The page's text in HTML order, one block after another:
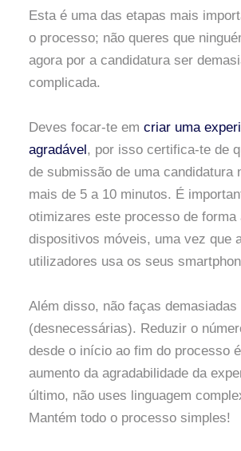
Esta é uma das etapas mais
o processo; não queres que
agora por a candidatura ser
complicada.
Deves focar-te em criar uma
agradável, por isso certifica-te de
de submissão de uma candidatura
mais de 5 a 10 minutos. É
otimizares este processo de forma
dispositivos móveis, uma vez que
utilizadores usa os seus
Além disso, não faças demasiadas
(desnecessárias). Reduzir o
desde o início ao fim do processo
aumento da agradabilidade da
último, não uses linguagem
Mantém todo o processo simples!